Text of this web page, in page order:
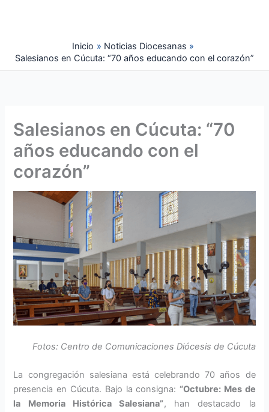
Inicio
Noticias Diocesanas
Salesianos en Cúcuta: “70 años educando con el corazón”
Salesianos en Cúcuta: “70
años educando con el
corazón”
Fotos: Centro de Comunicaciones Diócesis de Cúcuta
La congregación salesiana está cele­brando 70 años de
presencia en Cúcu­ta. Bajo la consigna: “Octubre: Mes de
la Memoria Histórica Salesiana”, han destacado la